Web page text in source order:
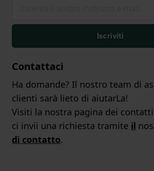
Iscriviti
Contattaci
Ha domande? Il nostro team di
clienti sarà lieto di aiutarLa!
Visiti la nostra pagina dei contatti
ci invii una richiesta tramite il
di contatto.